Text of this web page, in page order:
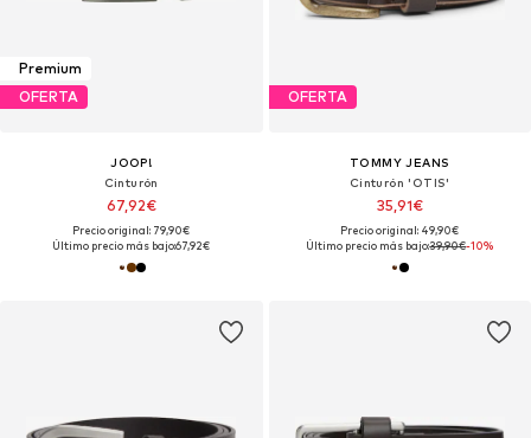
Premium
OFERTA
JOOP!
Cinturón
67,92€
Precio original: 79,90€
Último precio más bajo:67,92€
OFERTA
TOMMY JEANS
Cinturón 'OTIS'
35,91€
Precio original: 49,90€
Último precio más bajo:39,90€-10%